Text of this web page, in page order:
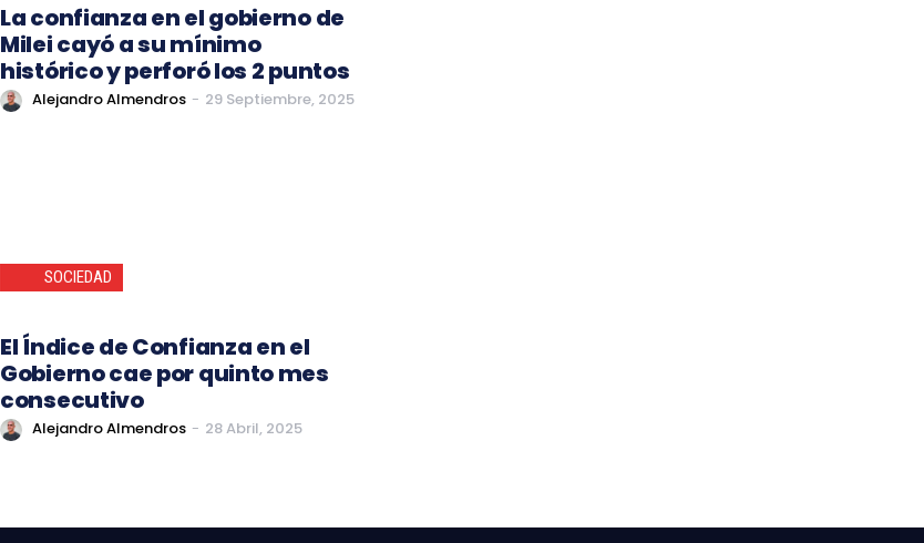
La confianza en el gobierno de
Milei cayó a su mínimo
histórico y perforó los 2 puntos
Alejandro Almendros - 29 Septiembre, 2025
SOCIEDAD
El Índice de Confianza en el
Gobierno cae por quinto mes
consecutivo
Alejandro Almendros - 28 Abril, 2025